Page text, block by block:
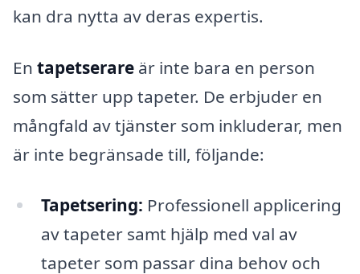
kan dra nytta av deras expertis.
En tapetserare är inte bara en person
som sätter upp tapeter. De erbjuder en
mångfald av tjänster som inkluderar, men
är inte begränsade till, följande:
Tapetsering: Professionell applicering
av tapeter samt hjälp med val av
tapeter som passar dina behov och